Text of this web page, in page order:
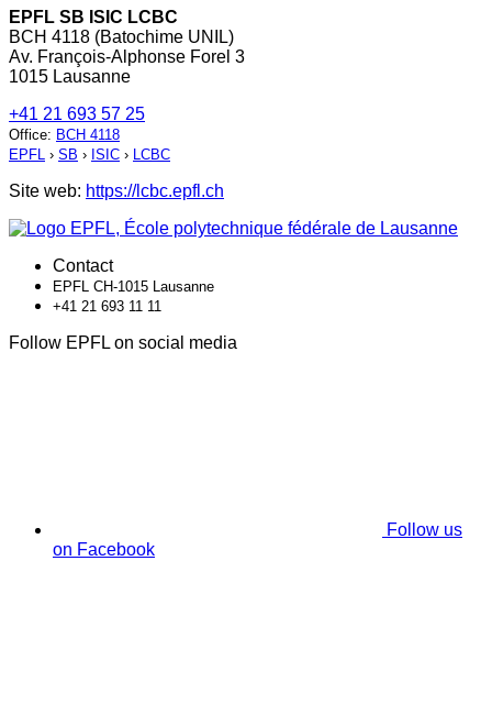
EPFL SB ISIC LCBC
BCH 4118 (Batochime UNIL)
Av. François-Alphonse Forel 3
1015 Lausanne
+41 21 693 57 25
Office: BCH 4118
EPFL › SB › ISIC › LCBC
Site web: https://lcbc.epfl.ch
Contact
EPFL CH-1015 Lausanne
+41 21 693 11 11
Follow EPFL on social media
Follow us
on Facebook